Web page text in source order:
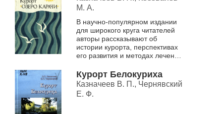
М. А.
В научно-популярном издании
для широкого круга читателей
авторы рассказывают об
истории курорта, перспективах
его развития и методах лечения
Курорт Белокуриха
Казначеев В. П., Чернявский
Е. Ф.